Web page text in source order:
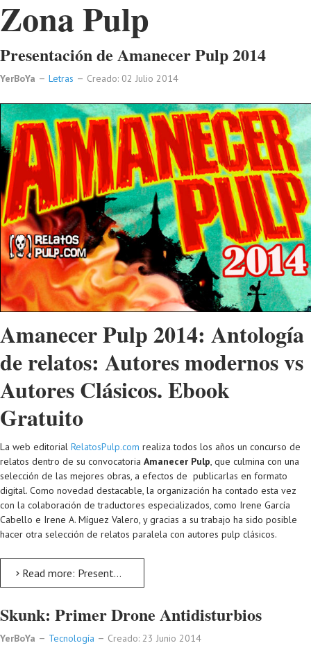
Zona Pulp
Presentación de Amanecer Pulp 2014
YerBoYa Letras Creado: 02 Julio 2014
Amanecer Pulp 2014: Antología
de relatos: Autores modernos vs
Autores Clásicos. Ebook
Gratuito
La web editorial RelatosPulp.com realiza todos los años un concurso de
relatos dentro de su convocatoria Amanecer Pulp, que culmina con una
selección de las mejores obras, a efectos de publicarlas en formato
digital. Como novedad destacable, la organización ha contado esta vez
con la colaboración de traductores especializados, como Irene García
Cabello e Irene A. Míguez Valero, y gracias a su trabajo ha sido posible
hacer otra selección de relatos paralela con autores pulp clásicos.
Read more: Presentación de Amanecer Pulp 2014
Skunk: Primer Drone Antidisturbios
YerBoYa Tecnología Creado: 23 Junio 2014